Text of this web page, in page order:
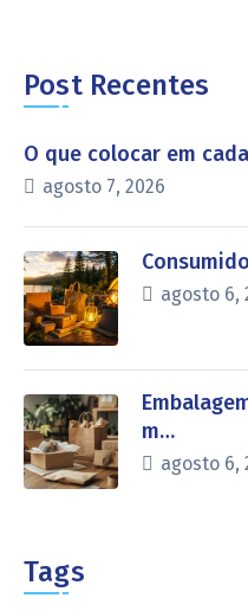
Post Recentes
O que colocar em
agosto 7, 2026
agosto 6,
m…
agosto 6,
Tags